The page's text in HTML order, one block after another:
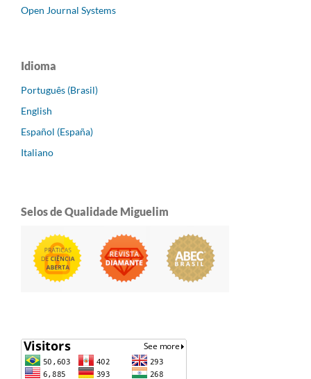
Open Journal Systems
Idioma
Português (Brasil)
English
Español (España)
Italiano
Selos de Qualidade Miguelim